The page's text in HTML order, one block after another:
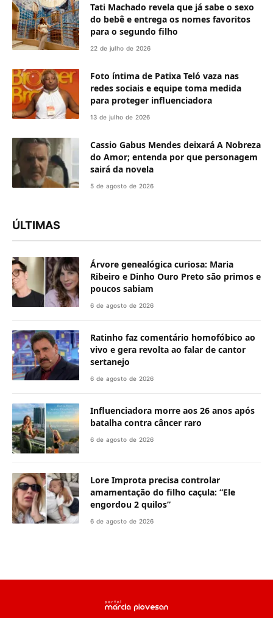
Tati Machado revela que já sabe o sexo
do bebê e entrega os nomes favoritos
para o segundo filho
22 de julho de 2026
Foto íntima de Patixa Teló vaza nas
redes sociais e equipe toma medida
para proteger influenciadora
13 de julho de 2026
Cassio Gabus Mendes deixará A Nobreza
do Amor; entenda por que personagem
sairá da novela
5 de agosto de 2026
ÚLTIMAS
Árvore genealógica curiosa: Maria
Ribeiro e Dinho Ouro Preto são primos e
poucos sabiam
6 de agosto de 2026
Ratinho faz comentário homofóbico ao
vivo e gera revolta ao falar de cantor
sertanejo
6 de agosto de 2026
Influenciadora morre aos 26 anos após
batalha contra câncer raro
6 de agosto de 2026
Lore Improta precisa controlar
amamentação do filho caçula: “Ele
engordou 2 quilos”
6 de agosto de 2026